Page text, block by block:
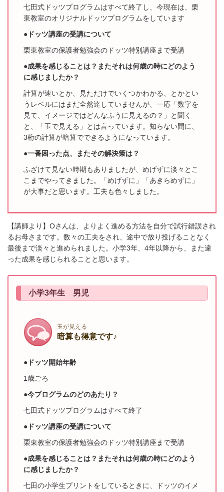
七田式ドッツプログラムはすべて終了し、今現在は、栗
東教室のオリジナルドッツプログラムをしています
●ドッツ講座の受講について
栗東教室の保護者勉強会のドッツ特別講座まで受講
●成果を感じることは？またそれは何歳の時にどのよう
に感じましたか？
計算が速いとか、見ただけでいくつかわかる、とかとい
うレベルにはまだ全然達していませんが、一応「数字を
見て、イメージではどんなふうに見えるの？」と聞く
と、「玉で見える」とは言っています。 知らない間に、
3桁の計算が暗算でできるようになっています。
●一番困った点、またその解決策は？
ふざけて見ない時期もありましたが、めげずに淡々とこ
こまでやってきました。「めげずに」「あきらめずに」
が大事だと思います。 工夫も色々しました。
【講師より】Oさんは、よりよく進める方法を自分で試行錯誤され
るお母さまです。数々の工夫をされ、途中で放り投げることなく
最後まで淡々と進められました。小学3年、4年以降から、また違
った成果を感じられることと思います。
小学3年生 男児
玉が見える
暗算も得意です♪
●ドッツ開始年齢
1歳ごろ
●今プログラムのどのあたり？
七田式ドッツプログラムはすべて終了
●ドッツ講座の受講について
栗東教室の保護者勉強会のドッツ特別講座まで受講
●成果を感じることは？またそれは何歳の時にどのよう
に感じましたか？
七田の小学生プリントをしているときに、ドッツのイメ